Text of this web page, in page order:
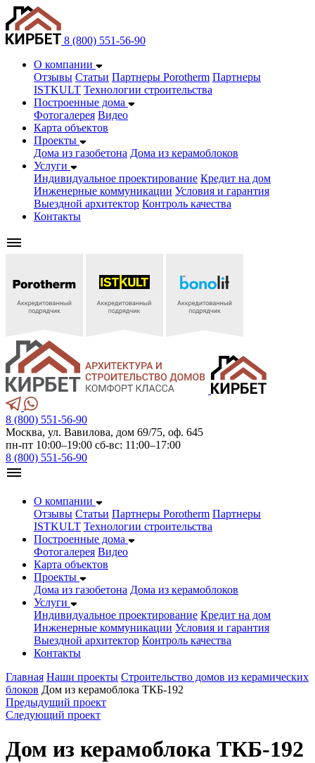
8 (800) 551-56-90
О компании
Отзывы Статьи Партнеры Porotherm Партнеры
ISTKULT Технологии строительства
Построенные дома
Фотогалерея Видео
Карта объектов
Проекты
Дома из газобетонa Дома из керамоблоков
Услуги
Индивидуальное проектирование Кредит на дом
Инженерные коммуникации Условия и гарантия
Выездной архитектор Контроль качества
Контакты
8 (800) 551-56-90
Москва, ул. Вавилова, дом 69/75, оф. 645
пн-пт 10:00–19:00 сб-вс: 11:00–17:00
8 (800) 551-56-90
О компании
Отзывы Статьи Партнеры Porotherm Партнеры
ISTKULT Технологии строительства
Построенные дома
Фотогалерея Видео
Карта объектов
Проекты
Дома из газобетонa Дома из керамоблоков
Услуги
Индивидуальное проектирование Кредит на дом
Инженерные коммуникации Условия и гарантия
Выездной архитектор Контроль качества
Контакты
Главная Наши проекты Строительство домов из керамических
блоков Дом из керамоблока ТКБ-192
Предыдущий проект
Следующий проект
Дом из керамоблока ТКБ-192